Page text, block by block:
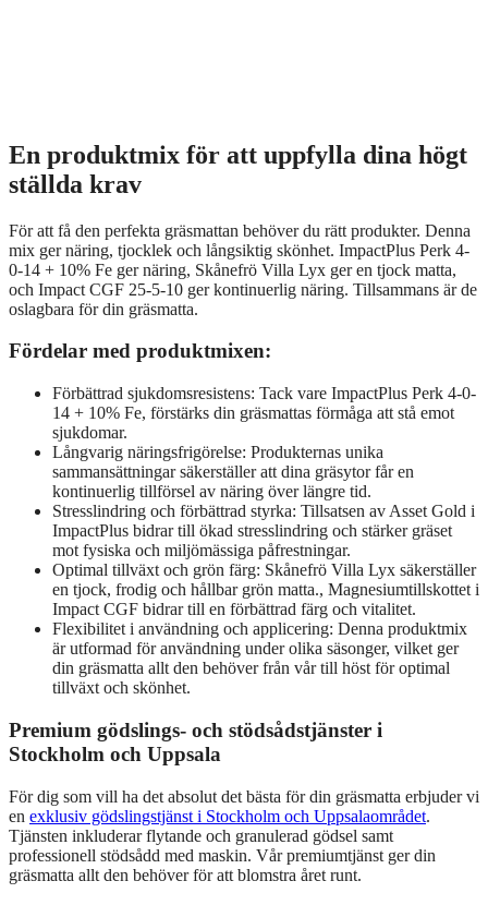
En produktmix för att uppfylla dina högt
ställda krav
För att få den perfekta gräsmattan behöver du rätt produkter. Denna
mix ger näring, tjocklek och långsiktig skönhet. ImpactPlus Perk 4-
0-14 + 10% Fe ger näring, Skånefrö Villa Lyx ger en tjock matta,
och Impact CGF 25-5-10 ger kontinuerlig näring. Tillsammans är de
oslagbara för din gräsmatta.
Fördelar med produktmixen:
Förbättrad sjukdomsresistens: Tack vare ImpactPlus Perk 4-0-
14 + 10% Fe, förstärks din gräsmattas förmåga att stå emot
sjukdomar.
Långvarig näringsfrigörelse: Produkternas unika
sammansättningar säkerställer att dina gräsytor får en
kontinuerlig tillförsel av näring över längre tid.
Stresslindring och förbättrad styrka: Tillsatsen av Asset Gold i
ImpactPlus bidrar till ökad stresslindring och stärker gräset
mot fysiska och miljömässiga påfrestningar.
Optimal tillväxt och grön färg: Skånefrö Villa Lyx säkerställer
en tjock, frodig och hållbar grön matta., Magnesiumtillskottet i
Impact CGF bidrar till en förbättrad färg och vitalitet.
Flexibilitet i användning och applicering: Denna produktmix
är utformad för användning under olika säsonger, vilket ger
din gräsmatta allt den behöver från vår till höst för optimal
tillväxt och skönhet.
Premium gödslings- och stödsådstjänster i
Stockholm och Uppsala
För dig som vill ha det absolut det bästa för din gräsmatta erbjuder vi
en exklusiv gödslingstjänst i Stockholm och Uppsalaområdet.
Tjänsten inkluderar flytande och granulerad gödsel samt
professionell stödsådd med maskin. Vår premiumtjänst ger din
gräsmatta allt den behöver för att blomstra året runt.